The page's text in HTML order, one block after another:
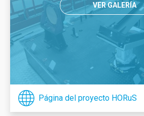
VER GALERÍA
Página del proyecto HORuS